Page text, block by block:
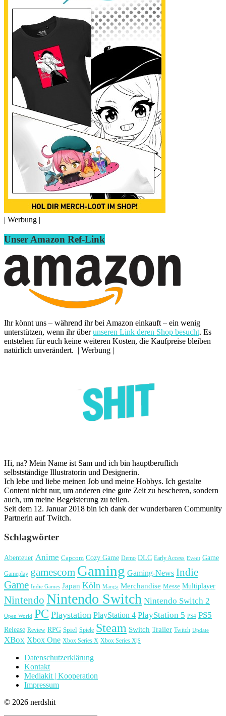
| Werbung |
Unser Amazon Ref-Link
Ihr könnt uns – während ihr bei Amazon einkauft – ein wenig
unterstützen, wenn ihr überunseren Link deren Shop besucht. Es
entstehen für euch keine weiteren Kosten, die Kaufpreise bleiben
natürlich unverändert. | Werbung |
Hi, na? Mein Name ist Sam und ich bin hauptberuflich
selbstständige Illustratorin und Designerin.
Ich lebe und liebe meinen Job und meine Hobbys. Ich gestalte
Content nicht nur, um anderen eine gute Zeit zu bescheren, sondern
auch, um meine Begeisterung zu teilen.
Seit dem 12. Januar 2018 bin ich dank der wunderbaren Community
Partnerin auf Twitch.
Schlagwörter
Abenteuer Anime Capcom Cozy Game Demo DLC Early Access Event Game
Gameplay gamescom Gaming Gaming-News Indie
Game Indie Games Japan Köln Manga Merchandise Messe Multiplayer
Nintendo Nintendo Switch Nintendo Switch 2
Open World PC Playstation PlayStation 4 PlayStation 5 PS4 PS5
Release Review RPG Spiel Spiele Steam Switch Trailer Twitch Update
XBox Xbox One Xbox Series X Xbox Series X|S
Datenschutzerklärung
Kontakt
Mediakit | Kooperation
Impressum
© 2026 nerdshit